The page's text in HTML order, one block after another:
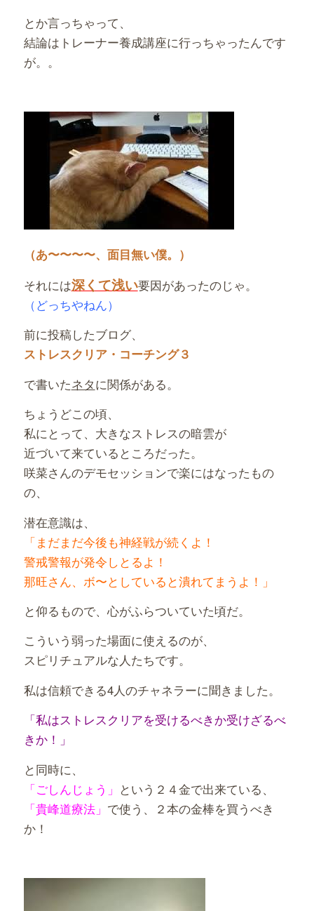
とか言っちゃって、
結論はトレーナー養成講座に行っちゃったんです
が。。
（あ〜〜〜〜、面目無い僕。）
それには深くて浅い要因があったのじゃ。
（どっちやねん）
前に投稿したブログ、
ストレスクリア・コーチング３
で書いたネタに関係がある。
ちょうどこの頃、
私にとって、大きなストレスの暗雲が
近づいて来ているところだった。
咲菜さんのデモセッションで楽にはなったもの
の、
潜在意識は、
「まだまだ今後も神経戦が続くよ！
警戒警報が発令しとるよ！
那旺さん、ボ〜としていると潰れてまうよ！」
と仰るもので、心がふらついていた頃だ。
こういう弱った場面に使えるのが、
スピリチュアルな人たちです。
私は信頼できる4人のチャネラーに聞きました。
「私はストレスクリアを受けるべきか受けざるべ
きか！」
と同時に、
「ごしんじょう」 という２４金で出来ている、
「貴峰道療法」 で使う、２本の金棒を買うべき
か！